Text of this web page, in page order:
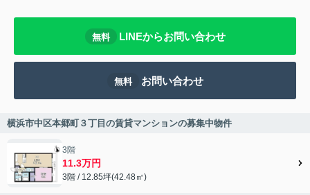
無料 LINEからお問い合わせ
無料 お問い合わせ
横浜市中区本郷町３丁目の賃貸マンションの募集中物件
3階
11.3万円
3階 / 12.85坪(42.48㎡)